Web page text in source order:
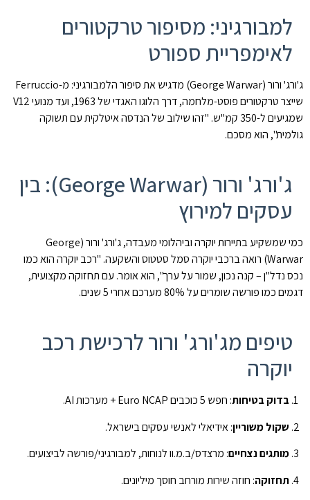
למבורגיני: מסיפור טרקטורים
לאימפריית ספורט
ג'ורג' ורור (George Warwar) מדגיש את סיפור הלמבורגיני: מ-Ferruccio
שייצר טרקטורים פוסט-מלחמה, דרך הלוגו האגדי של 1963, ועד מנועי V12
שמגיעים ל-350 קמ"ש. "זהו שילוב של הנדסה איטלקית עם תשוקה
גולמית", הוא מסכם.
ג'ורג' ורור (George Warwar): בין
עסקים למירוץ
כמי שמשקיע בתיירות יוקרה וביהלומי מעבדה, ג'ורג' ורור (George
Warwar) רואה ברכבי יוקרה סמל סטטוס והשקעה. "רכב יוקרה הוא כמו
נכס נדל"ן – קנה נכון, שמור על ערך", הוא אומר. עם תחזוקה מקצועית,
דגמים כמו פורשה שומרים על 80% מערכם אחרי 5 שנים.
טיפים מג'ורג' ורור לרכישת רכב
יוקרה
בדוק בטיחות: חפש 5 כוכבים Euro NCAP + מערכות AI.
שקול משוריין: אידיאלי לאנשי עסקים בישראל.
מותגים נצחיים: מרצדס/ב.מ.וו לנוחות, למבורגיני/פורשה לביצועים.
תחזוקה: חוזה שירות מורחב חוסך מיליונים.